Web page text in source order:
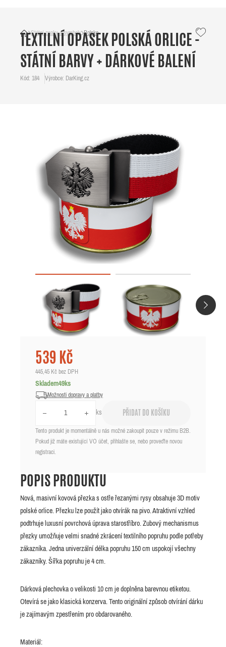
Státní znaky a symboly Polsko
TEXTILNÍ OPASEK POLSKÁ ORLICE -
STÁTNÍ BARVY + DÁRKOVÉ BALENÍ
Kód: 184 Výrobce: DarKing.cz
539 Kč
445,45 Kč bez DPH
Skladem49ks
Možnosti dopravy a platby
ks PŘIDAT DO KOŠÍKU
Tento produkt je momentálně u nás možné zakoupit pouze v režimu B2B.
Pokud již máte existující VO účet, přihlašte se, nebo proveďte novou
registraci.
POPIS PRODUKTU
Nová, masivní kovová přezka s ostře řezanými rysy obsahuje 3D motiv
polské orlice. Přezku lze použít jako otvírák na pivo. Atraktivní vzhled
podtrhuje luxusní povrchová úprava starostříbro. Zubový mechanismus
přezky umožňuje velmi snadné zkrácení textilního popruhu podle potřeby
zákazníka. Jedna univerzální délka popruhu 150 cm uspokojí všechny
zákazníky. Šířka popruhu je 4 cm.
Dárková plechovka o velikosti 10 cm je doplněna barevnou etiketou.
Otevírá se jako klasická konzerva. Tento originální způsob otvírání dárku
je zajímavým zpestřením pro obdarovaného.
Materiál: